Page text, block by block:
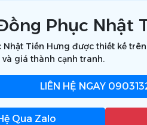
Phục Nhật
Tiến Hưng được thiết kế
giá thành cạnh tranh.
LIÊN HỆ NGAY
Qua Zalo